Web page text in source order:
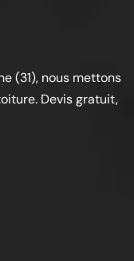
(31), nous mettons
Devis gratuit,